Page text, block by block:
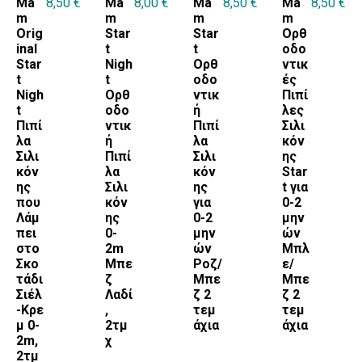
ΠΙΠΙΛΕΣ
BRANDS
MAM HELLAS
ΦΥΛΟ
ΗΛΙΚΙΑ ΑΠΟ
m
Orig
inal
Star
t
Nigh
t
Πιπί
λα
Σιλι
κόν
ης
που
Λάμ
πει
στο
Σκο
τάδι
Σιέλ
-Κρε
μ 0-
2m,
2τμ
m
Star
t
Nigh
t
Oρθ
οδο
ντικ
ή
Πιπί
λα
Σιλι
κόν
ης
0-
2m
Μπε
ζ
Λαδί
,
2τμ
χ
m
Star
t
Ορθ
οδο
ντικ
ή
Πιπί
λα
Σιλι
κόν
ης
για
0-2
μην
ών
Ροζ/
Μπε
ζ 2
τεμ
άχια
m
Ορθ
οδο
ντικ
ές
Πιπί
λες
Σιλι
κόν
ης
Star
t για
0-2
μην
ών
Μπλ
ε/
Μπε
ζ 2
τεμ
άχια